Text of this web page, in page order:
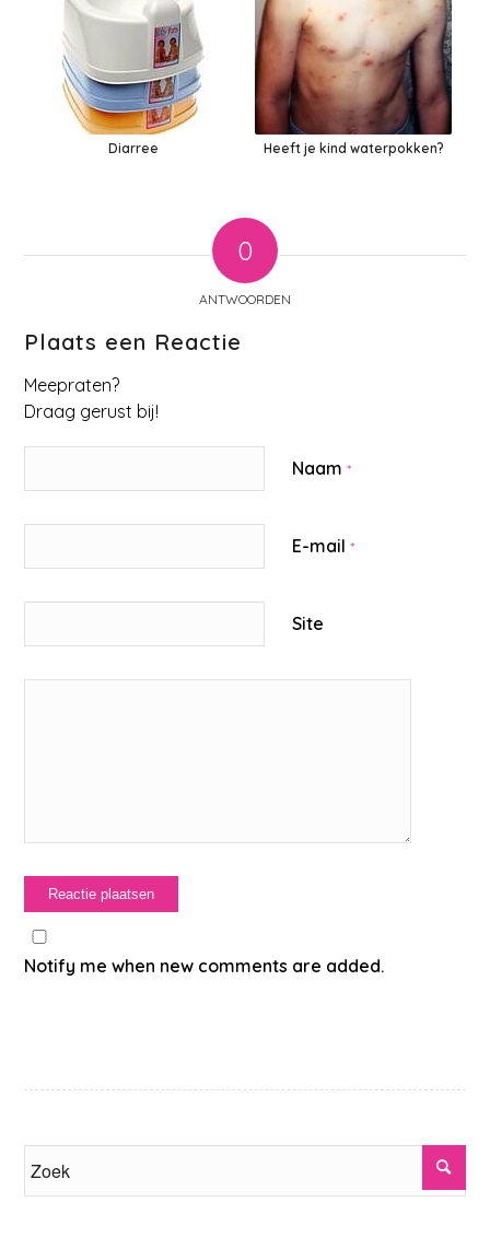
Diarree Heeft je kind waterpokken?
0
ANTWOORDEN
Plaats een Reactie
Meepraten?
Draag gerust bij!
Naam*
E-mail*
Site
Notify me when new comments are added.